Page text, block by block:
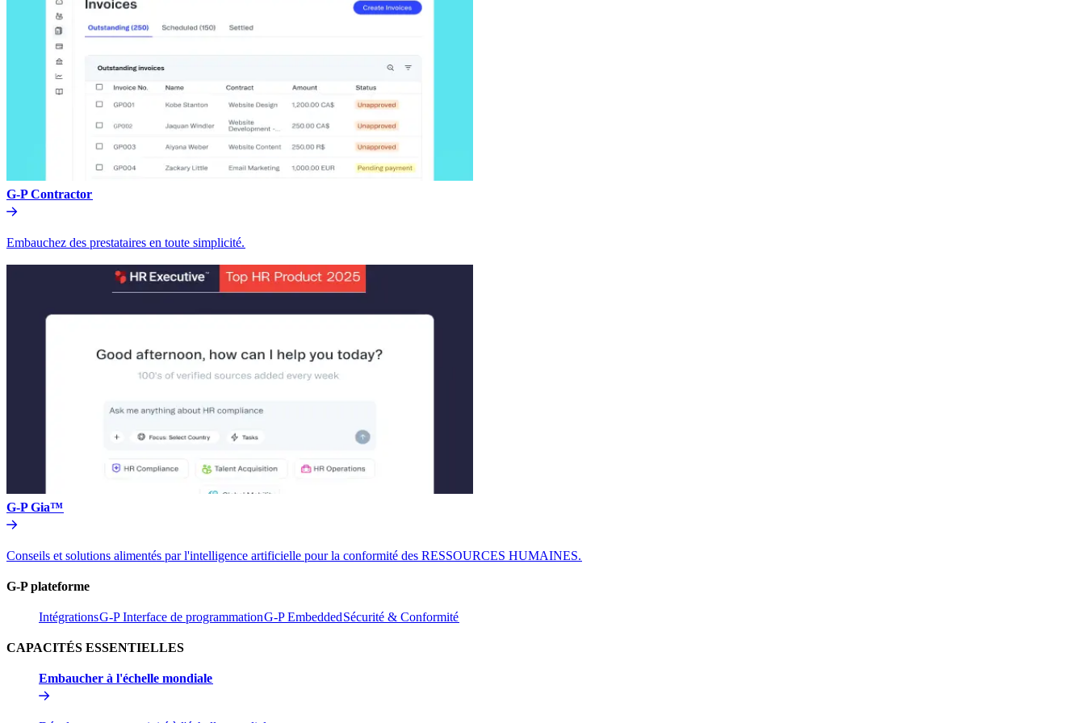
G-P Contractor​​
Embauchez des prestataires en toute simplicité.​​
G-P Gia™​​
Conseils et solutions alimentés par l'intelligence artificielle pour la conformité des RESSOURCES HUMAINES.​​
G-P plateforme​​
Intégrations​​G-P Interface de programmation​​G-P Embedded​​Sécurité & Conformité​​
CAPACITÉS ESSENTIELLES​​
Embaucher à l'échelle mondiale​​